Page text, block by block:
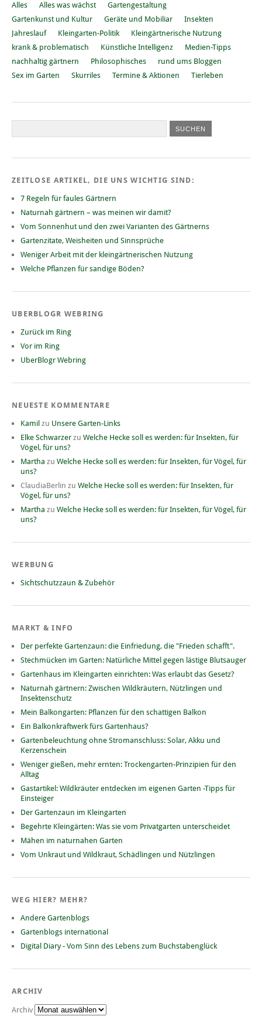
Alles Alles was wächst
Gartengestaltung
Gartenkunst und Kultur
Geräte und Mobiliar
Insekten
Jahreslauf
Kleingarten-Politik
Kleingärtnerische Nutzung
krank & problematisch
Künstliche Intelligenz
Medien-Tipps
nachhaltig gärtnern
Philosophisches
rund ums Bloggen
Sex im Garten
Skurriles Termine & Aktionen Tierleben
ZEITLOSE ARTIKEL, DIE UNS WICHTIG SIND:
7 Regeln für faules Gärtnern
Naturnah gärtnern – was meinen wir damit?
Vom Sonnenhut und den zwei Varianten des Gärtnerns
Gartenzitate, Weisheiten und Sinnsprüche
Weniger Arbeit mit der kleingärtnerischen Nutzung
Welche Pflanzen für sandige Böden?
UBERBLOGR WEBRING
Zurück im Ring
Vor im Ring
UberBlogr Webring
NEUESTE KOMMENTARE
Kamil zu Unsere Garten-Links
Elke Schwarzer zu Welche Hecke soll es werden: für Insekten, für
Vögel, für uns?
Martha zu Welche Hecke soll es werden: für Insekten, für Vögel, für
uns?
ClaudiaBerlin zu Welche Hecke soll es werden: für Insekten, für
Vögel, für uns?
Martha zu Welche Hecke soll es werden: für Insekten, für Vögel, für
uns?
WERBUNG
Sichtschutzzaun & Zubehör
MARKT & INFO
Der perfekte Gartenzaun: die Einfriedung, die "Frieden schafft".
Stechmücken im Garten: Natürliche Mittel gegen lästige Blutsauger
Gartenhaus im Kleingarten einrichten: Was erlaubt das Gesetz?
Naturnah gärtnern: Zwischen Wildkräutern, Nützlingen und
Insektenschutz
Mein Balkongarten: Pflanzen für den schattigen Balkon
Ein Balkonkraftwerk fürs Gartenhaus?
Gartenbeleuchtung ohne Stromanschluss: Solar, Akku und
Kerzenschein
Weniger gießen, mehr ernten: Trockengarten-Prinzipien für den
Alltag
Gastartikel: Wildkräuter entdecken im eigenen Garten -Tipps für
Einsteiger
Der Gartenzaun im Kleingarten
Begehrte Kleingärten: Was sie vom Privatgarten unterscheidet
Mähen im naturnahen Garten
Vom Unkraut und Wildkraut, Schädlingen und Nützlingen
WEG HIER? MEHR?
Andere Gartenblogs
Gartenblogs international
Digital Diary - Vom Sinn des Lebens zum Buchstabenglück
ARCHIV
Archiv